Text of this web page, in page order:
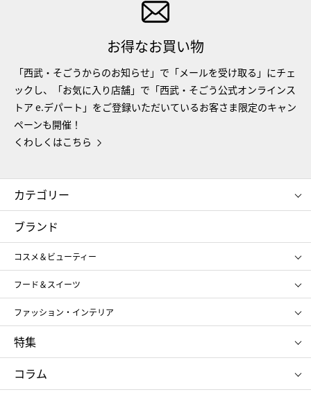
お得なお買い物
「西武・そごうからのお知らせ」で「メールを受け取る」にチェ
ックし、「お気に入り店舗」で「西武・そごう公式オンラインス
トア e.デパート」をご登録いただいているお客さま限定のキャン
ペーンも開催！
くわしくはこちら
カテゴリー
コスメ＆ビューティー
ギフト
レディース
メンズ
スポーツ・アウトドア
お中元
お歳暮
ブランド
コスメ＆ビューティー
SHISEIDO
ポール&ジョー ボーテ
ジルスチュアート
NARS
RMK
クリニーク
SK-Ⅱ
フード＆スイーツ
アンリ・シャルパンティエ
ゴディバ
新宿高野
たねや
ねんりん家
ファッション・インテリア
ポロ ラルフ ローレン
タケオ キクチ
ママ＆キッズ
シュタイフ
特集
お中元
ひな人形
五月人形
コラム